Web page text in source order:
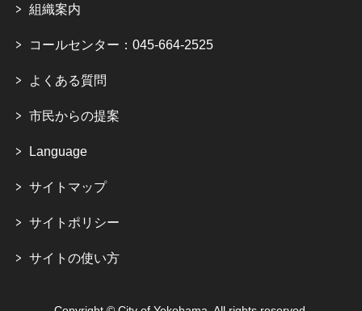
組織案内
コールセンター：045-664-2525
よくある質問
市民からの提案
Language
サイトマップ
サイトポリシー
サイトの使い方